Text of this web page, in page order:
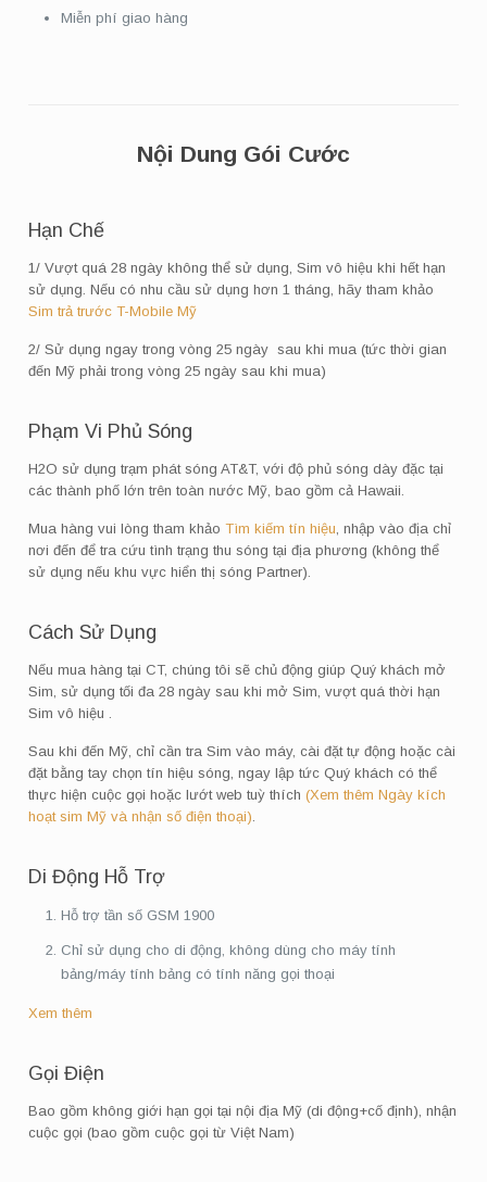
Miễn phí giao hàng
Nội Dung Gói Cước
Hạn Chế
1/ Vượt quá 28 ngày không thể sử dụng, Sim vô hiệu khi hết hạn
sử dụng. Nếu có nhu cầu sử dụng hơn 1 tháng, hãy tham khảo
Sim trả trước T-Mobile Mỹ
2/ Sử dụng ngay trong vòng 25 ngày sau khi mua (tức thời gian
đến Mỹ phải trong vòng 25 ngày sau khi mua)
Phạm Vi Phủ Sóng
H2O sử dụng trạm phát sóng AT&T, với độ phủ sóng dày đặc tại
các thành phố lớn trên toàn nước Mỹ, bao gồm cả Hawaii.
Mua hàng vui lòng tham khảoTìm kiếm tín hiệu, nhập vào địa chỉ
nơi đến để tra cứu tình trạng thu sóng tại địa phương (không thể
sử dụng nếu khu vực hiển thị sóng Partner).
Cách Sử Dụng
Nếu mua hàng tại CT, chúng tôi sẽ chủ động giúp Quý khách mở
Sim, sử dụng tối đa 28 ngày sau khi mở Sim, vượt quá thời hạn
Sim vô hiệu .
Sau khi đến Mỹ, chỉ cần tra Sim vào máy, cài đặt tự động hoặc cài
đặt bằng tay chọn tín hiệu sóng, ngay lập tức Quý khách có thể
thực hiện cuộc gọi hoặc lướt web tuỳ thích(Xem thêm Ngày kích
hoạt sim Mỹ và nhận số điện thoại).
Di Động Hỗ Trợ
Hỗ trợ tần số GSM 1900
Chỉ sử dụng cho di động, không dùng cho máy tính
bảng/máy tính bảng có tính năng gọi thoại
Xem thêm
Gọi Điện
Bao gồm không giới hạn gọi tại nội địa Mỹ (di động+cố định), nhận
cuộc gọi (bao gồm cuộc gọi từ Việt Nam)